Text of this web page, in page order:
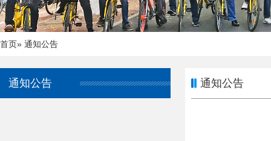
首页» 通知公告
通知公告 通知公告